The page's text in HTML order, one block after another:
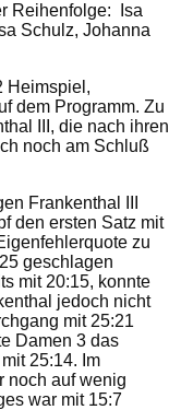
Reihenfolge: Isa
Schulz, Johanna
Heimspiel,
dem Programm. Zu
III, die nach ihren
noch am Schluß
Frankenthal III
den ersten Satz mit
zu
geschlagen
mit 20:15, konnte
jedoch nicht
mit 25:21
Damen 3 das
25:14. Im
noch auf wenig
war mit 15:7